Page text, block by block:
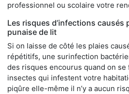
professionnel ou scolaire votre
Les risques d’infections causés
punaise de lit
Si on laisse de côté les plaies
répétitifs, une surinfection
des risques encourus quand on se
insectes qui infestent votre
piqûre elle-même il n’y a aucun